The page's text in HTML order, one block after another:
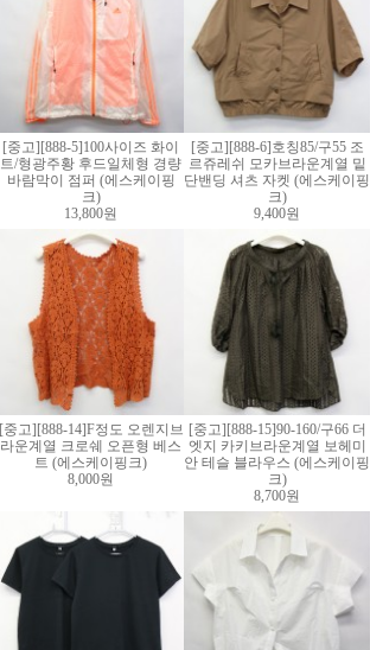
[중고][888-5]100사이즈 화이
트/형광주황 후드일체형 경량
바람막이 점퍼 (에스케이핑
크)
13,800원
[중고][888-6]호칭85/구55 조
르쥬레쉬 모카브라운계열 밑
단밴딩 셔츠 자켓 (에스케이핑
크)
9,400원
[중고][888-14]F정도 오렌지브
라운계열 크로쉐 오픈형 베스
트 (에스케이핑크)
8,000원
[중고][888-15]90-160/구66 더
엣지 카키브라운계열 보헤미
안 테슬 블라우스 (에스케이핑
크)
8,700원